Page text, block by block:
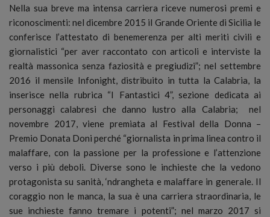
Nella sua breve ma intensa carriera riceve numerosi premi e
riconoscimenti: nel dicembre 2015 il Grande Oriente di Sicilia le
conferisce l’attestato di benemerenza per alti meriti civili e
giornalistici “per aver raccontato con articoli e interviste la
realtà massonica senza faziosità e pregiudizi”; nel settembre
2016 il mensile Infonight, distribuito in tutta la Calabria, la
inserisce nella rubrica “I Fantastici 4”, sezione dedicata ai
personaggi calabresi che danno lustro alla Calabria; nel
novembre 2017, viene premiata al Festival della Donna –
Premio Donata Doni perché “giornalista in prima linea contro il
malaffare, con la passione per la professione e l’attenzione
verso i più deboli. Diverse sono le inchieste che la vedono
protagonista su sanità, ‘ndrangheta e malaffare in generale. Il
coraggio non le manca, la sua è una carriera straordinaria, le
sue inchieste fanno tremare i potenti”; nel marzo 2017 si